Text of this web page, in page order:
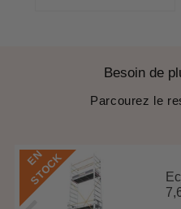
Besoin de
Parcourez le
E
N
S
T
O
C
K